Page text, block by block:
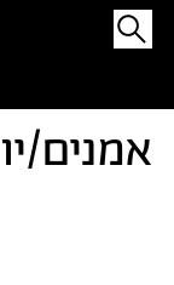
אמנים/